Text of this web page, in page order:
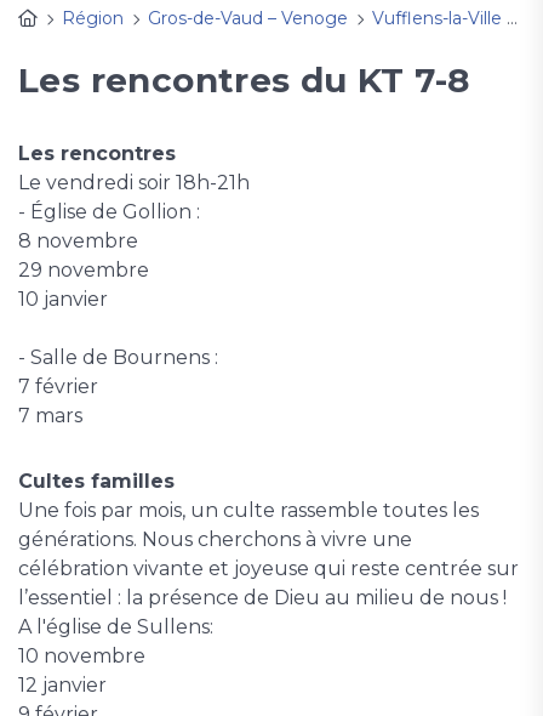
Région
Gros-de-Vaud – Venoge Vufflens-la-Ville
Les rencontres du KT 7-8
Les rencontres
Le vendredi soir 18h-21h
- Église de Gollion :
8 novembre
29 novembre
10 janvier
- Salle de Bournens :
7 février
7 mars
Cultes familles
Une fois par mois, un culte rassemble toutes les
générations. Nous cherchons à vivre une
célébration vivante et joyeuse qui reste centrée sur
l’essentiel : la présence de Dieu au milieu de nous !
A l'église de Sullens:
10 novembre
12 janvier